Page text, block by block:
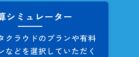
シミュレーター
クラウドのプランや有料
などを選択していただく